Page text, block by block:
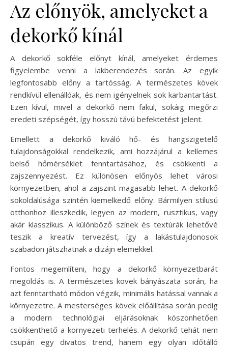
Az előnyök, amelyeket a
dekorkő kínál
A dekorkő sokféle előnyt kínál, amelyeket érdemes
figyelembe venni a lakberendezés során. Az egyik
legfontosabb előny a tartósság. A természetes kövek
rendkívül ellenállóak, és nem igényelnek sok karbantartást.
Ezen kívül, mivel a dekorkő nem fakul, sokáig megőrzi
eredeti szépségét, így hosszú távú befektetést jelent.
Emellett a dekorkő kiváló hő- és hangszigetelő
tulajdonságokkal rendelkezik, ami hozzájárul a kellemes
belső hőmérséklet fenntartásához, és csökkenti a
zajszennyezést. Ez különösen előnyös lehet városi
környezetben, ahol a zajszint magasabb lehet. A dekorkő
sokoldalúsága szintén kiemelkedő előny. Bármilyen stílusú
otthonhoz illeszkedik, legyen az modern, rusztikus, vagy
akár klasszikus. A különböző színek és textúrák lehetővé
teszik a kreatív tervezést, így a lakástulajdonosok
szabadon játszhatnak a dizájn elemekkel.
Fontos megemlíteni, hogy a dekorkő környezetbarát
megoldás is. A természetes kövek bányászata során, ha
azt fenntartható módon végzik, minimális hatással vannak a
környezetre. A mesterséges kövek előállítása során pedig
a modern technológiai eljárásoknak köszönhetően
csökkenthető a környezeti terhelés. A dekorkő tehát nem
csupán egy divatos trend, hanem egy olyan időtálló